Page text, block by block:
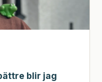
blir jag